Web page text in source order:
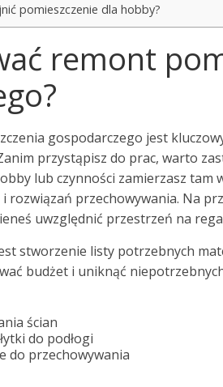
pomieszczenie dla hobby?
remont
gospodarczego jest
przystąpisz do prac, warto
lub czynności zamierzasz tam
przechowywania. Na
uwzględnić przestrzeń na
stworzenie listy potrzebnych
budżet i uniknąć
ścian
do podłogi
do przechowywania